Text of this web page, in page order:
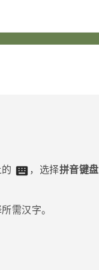
，选择拼音键盘
需汉字。